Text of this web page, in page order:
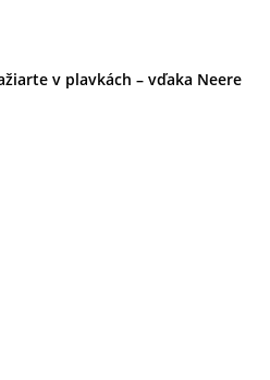
v plavkách – vďaka Neere